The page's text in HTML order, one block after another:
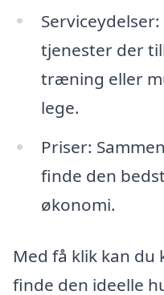
tjenester der
træning eller
lege.
Priser:
finde den
økonomi.
Med få klik kan du
finde den ideelle